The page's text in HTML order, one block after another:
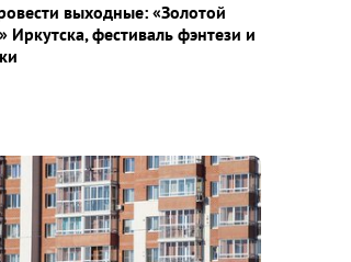
выходные: «Золотой
Иркутска, фестиваль фэнтези и